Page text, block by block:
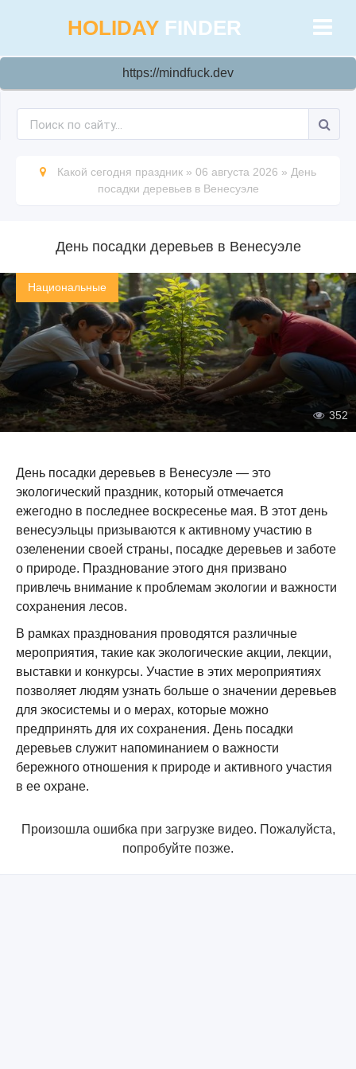
HOLIDAY FINDER
https://mindfuck.dev
Какой сегодня праздник » 06 августа 2026 » День
посадки деревьев в Венесуэле
День посадки деревьев в Венесуэле
Национальные
352
День посадки деревьев в Венесуэле — это
экологический праздник, который отмечается
ежегодно в последнее воскресенье мая. В этот день
венесуэльцы призываются к активному участию в
озеленении своей страны, посадке деревьев и заботе
о природе. Празднование этого дня призвано
привлечь внимание к проблемам экологии и важности
сохранения лесов.
В рамках празднования проводятся различные
мероприятия, такие как экологические акции, лекции,
выставки и конкурсы. Участие в этих мероприятиях
позволяет людям узнать больше о значении деревьев
для экосистемы и о мерах, которые можно
предпринять для их сохранения. День посадки
деревьев служит напоминанием о важности
бережного отношения к природе и активного участия
в ее охране.
Произошла ошибка при загрузке видео. Пожалуйста,
попробуйте позже.